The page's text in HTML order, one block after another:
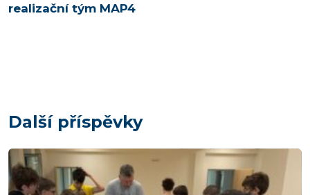
realizační tým MAP4
Další příspěvky